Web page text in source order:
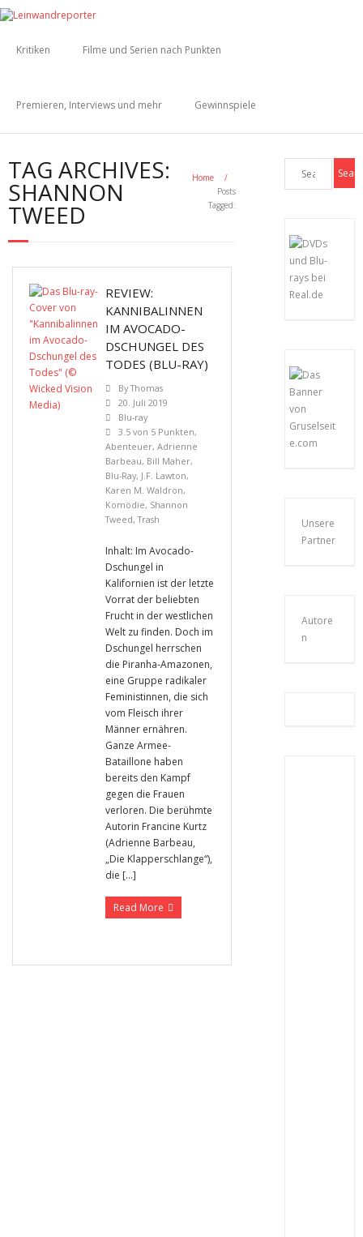
Kritiken Filme und Serien nach Punkten
Premieren, Interviews und mehr Gewinnspiele
TAG ARCHIVES:
SHANNON
TWEED
Home
/
Posts
Tagged:
REVIEW:
KANNIBALINNEN
IM AVOCADO-
DSCHUNGEL DES
TODES (BLU-RAY)
ByThomas
20. Juli 2019
Blu-ray
3.5 von 5 Punkten,
Abenteuer, Adrienne
Barbeau, Bill Maher,
Blu-Ray, J.F. Lawton,
Karen M. Waldron,
Komödie, Shannon
Tweed,Trash
Inhalt: Im Avocado-
Dschungel in
Kalifornien ist der letzte
Vorrat der beliebten
Frucht in der westlichen
Welt zu finden. Doch im
Dschungel herrschen
die Piranha-Amazonen,
eine Gruppe radikaler
Feministinnen, die sich
vom Fleisch ihrer
Männer ernähren.
Ganze Armee-
Bataillone haben
bereits den Kampf
gegen die Frauen
verloren. Die berühmte
Autorin Francine Kurtz
(Adrienne Barbeau,
„Die Klapperschlange“),
die […]
Read More
Unsere
Partner
Autore
n